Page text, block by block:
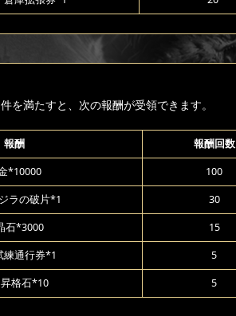
を満たすと、次の報酬が受領できます。
報酬 報酬回数
*10000 100
ラの破片*1 30
石*3000 15
練通行券*1 5
格石*10 5